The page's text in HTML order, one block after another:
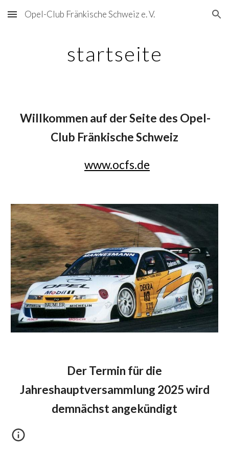
Skip to main content Skip to navigation
Opel-Club Fränkische Schweiz e. V.
startseite
Willkommen auf der Seite des Opel-
Club Fränkische Schweiz
www.ocfs.de
Der Termin für die
Jahreshauptversammlung 2025 wird
demnächst angekündigt